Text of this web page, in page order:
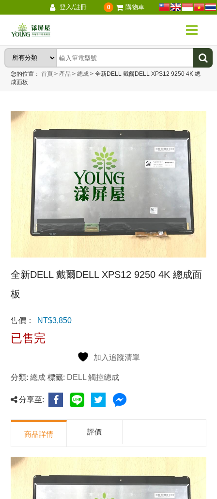
登入/註冊 0 購物車
您的位置：首頁 > 產品 > 總成 > 全新DELL 戴爾DELL XPS12 9250 4K 總
成面板
全新DELL 戴爾DELL XPS12 9250 4K 總成面
板
售價： NT$3,850
已售完
加入追蹤清單
分類:總成 標籤: DELL 觸控總成
分享至:
商品詳情 評價